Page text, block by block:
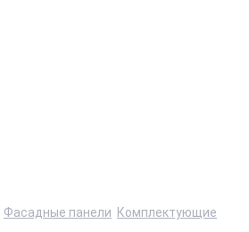
Фасадные панели Комплектующие